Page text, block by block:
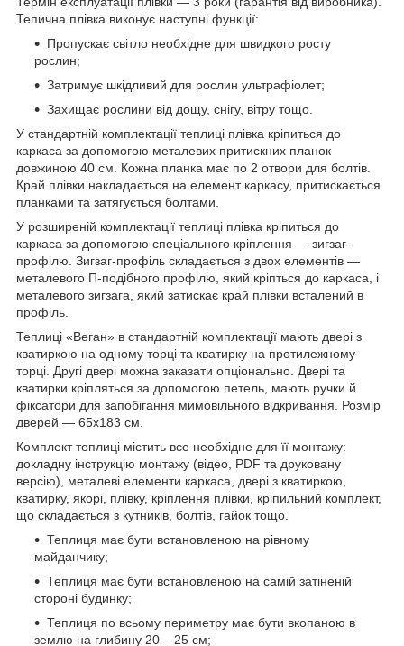
Тепична плівка виконує наступні функції:
Пропускає світло необхідне для швидкого росту
рослин;
Затримує шкідливий для рослин ультрафіолет;
Захищає рослини від дощу, снігу, вітру тощо.
У стандартній комплектації теплиці плівка кріпиться до
каркаса за допомогою металевих притискних планок
довжиною 40 см. Кожна планка має по 2 отвори для болтів.
Край плівки накладається на елемент каркасу, притискається
планками та затягується болтами.
У розширеній комплектації теплиці плівка кріпиться до
каркаса за допомогою спеціального кріплення — зигзаг-
профілю. Зигзаг-профіль складається з двох елементів —
металевого П-подібного профілю, який кріпться до каркаса, і
металевого зигзага, який затискає край плівки всталений в
профіль.
Теплиці «Веган» в стандартній комплектації мають двері з
кватиркою на одному торці та кватирку на протилежному
торці. Другі двері можна заказати опціонально. Двері та
кватирки кріпляться за допомогою петель, мають ручки й
фіксатори для запобігання мимовільного відкривання. Розмір
дверей — 65х183 см.
Комплект теплиці містить все необхідне для її монтажу:
докладну інструкцію монтажу (відео, PDF та друковану
версію), металеві елементи каркаса, двері з кватиркою,
кватирку, якорі, плівку, кріплення плівки, кріпильний комплект,
що складається з кутників, болтів, гайок тощо.
Теплиця має бути встановленою на рівному
майданчику;
Теплиця має бути встановленою на самій затіненій
стороні будинку;
Теплиця по всьому периметру має бути вкопаною в
землю на глибину 20 – 25 см;